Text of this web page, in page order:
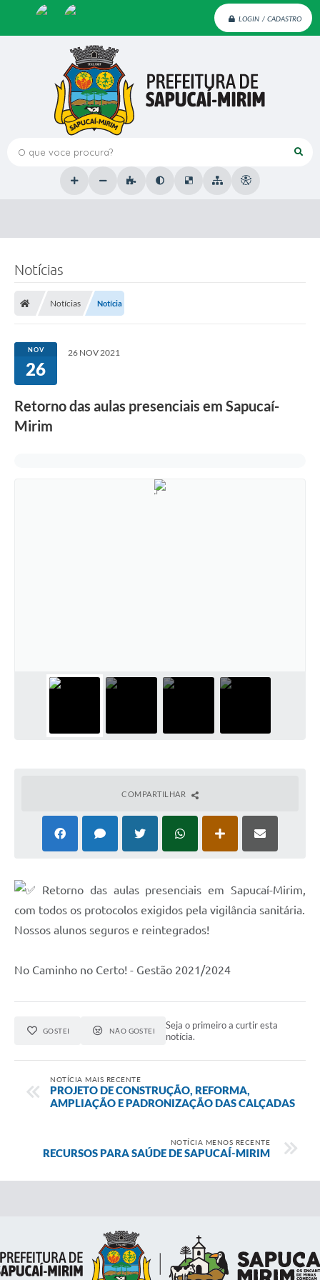
LOGIN / CADASTRO
O que voce procura?
Notícias
Notícias Notícia
NOV
26
26 NOV 2021
Retorno das aulas presenciais em Sapucaí-
Mirim
COMPARTILHAR
Retorno das aulas presenciais em Sapucaí-Mirim,
com todos os protocolos exigidos pela vigilância sanitária.
Nossos alunos seguros e reintegrados!
No Caminho no Certo! - Gestão 2021/2024
GOSTEI NÃO GOSTEI
Seja o primeiro a curtir esta
notícia.
NOTÍCIA MAIS RECENTE
PROJETO DE CONSTRUÇÃO, REFORMA,
AMPLIAÇÃO E PADRONIZAÇÃO DAS CALÇADAS
NOTÍCIA MENOS RECENTE
RECURSOS PARA SAÚDE DE SAPUCAÍ-MIRIM